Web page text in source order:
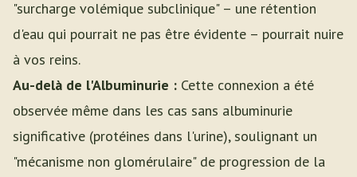
"surcharge volémique subclinique" – une rétention
d'eau qui pourrait ne pas être évidente – pourrait nuire
à vos reins.
Au-delà de l'Albuminurie : Cette connexion a été
observée même dans les cas sans albuminurie
significative (protéines dans l'urine), soulignant un
"mécanisme non glomérulaire" de progression de la